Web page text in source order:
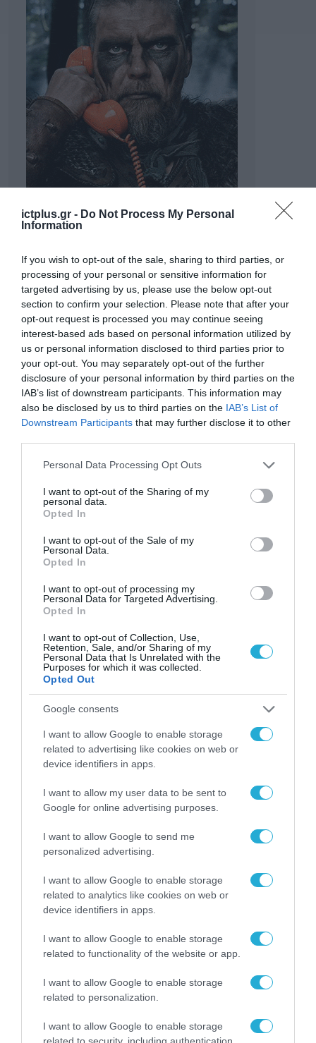
ictplus.gr - Do Not Process My Personal
Information
If you wish to opt-out of the sale, sharing to third parties, or
processing of your personal or sensitive information for
targeted advertising by us, please use the below opt-out
section to confirm your selection. Please note that after your
opt-out request is processed you may continue seeing
interest-based ads based on personal information utilized by
us or personal information disclosed to third parties prior to
your opt-out. You may separately opt-out of the further
disclosure of your personal information by third parties on the
IAB’s list of downstream participants. This information may
also be disclosed by us to third parties on the IAB’s List of
Downstream Participants that may further disclose it to other
Please note that this website/app uses one or more Google
not limited to your visit or usage behaviour. You may click to
grant or deny consent to Google and its third-party tags to
use your data for below specified purposes in below Google
consent section.
Personal Data Processing Opt Outs
I want to opt-out of the Sharing of my
personal data.
Opted In
I want to opt-out of the Sale of my
Personal Data.
Opted In
I want to opt-out of processing my
Personal Data for Targeted Advertising.
Opted In
I want to opt-out of Collection, Use,
Retention, Sale, and/or Sharing of my
Personal Data that Is Unrelated with the
Purposes for which it was collected.
Opted Out
Google consents
I want to allow Google to enable storage
related to advertising like cookies on web or
device identifiers in apps.
I want to allow my user data to be sent to
Google for online advertising purposes.
I want to allow Google to send me
personalized advertising.
I want to allow Google to enable storage
related to analytics like cookies on web or
device identifiers in apps.
I want to allow Google to enable storage
related to functionality of the website or app.
I want to allow Google to enable storage
related to personalization.
I want to allow Google to enable storage
related to security, including authentication
ΡΟΗ ΕΙΔΗΣΕΩΝ
Το χρηματοδοτούμενο
από την ΕΕ έργο “The
των παιδιών στο
ΑΑΔΕ: Διευκρινίσεις
για τα πρόστιμα σε
παραβάσεις που
31.07.2026
Σ. Καλαφάτης: «Η
Τεχνητή Νοημοσύνη
δεν είναι απλώς μια
νέα τεχνολογία, είναι
επανάσταση»
31.07.2026
Νέος οδηγός του ΕΚΤ
για τη χρηματοδότηση
των ελληνικών
επιχειρήσεων στον
χώρο της άμυνας
31.07.2026
Η πιο ταξιδιάρικη
βαλίτσα του φετινού
καλοκαιριού έχει την
υπογραφή της Xiaomi
ΟΛΗ Η ΡΟΗ ΕΙΔΗΣΕΩΝ